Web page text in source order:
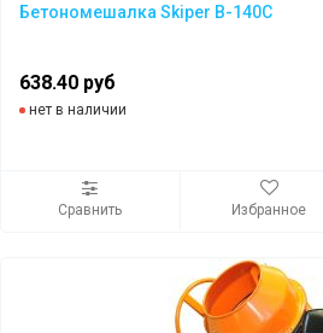
Бетономешалка Skiper B-140C
638.40 руб
нет в наличии
Сравнить Избранное